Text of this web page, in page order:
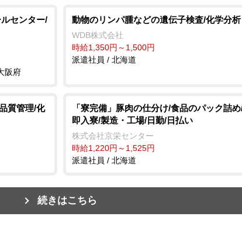
センター/
阪府
動物のリンパ腫などの遺伝子検査/化学分析
WDB株式会社
時給1,350円～1,500円
派遣社員 / 北海道
質管理/化
「寮完備」豚肉の仕分け/食品のパック詰
即入寮/製造・工場/日勤/日払い
株式会社京栄センター
時給1,220円～1,525円
派遣社員 / 北海道
続きはこちら